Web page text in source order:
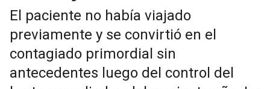
El paciente no había viajado
previamente y se convirtió en el
contagiado primordial sin
antecedentes luego del control del